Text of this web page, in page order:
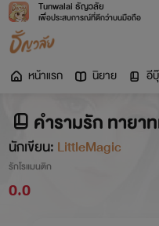
Tunwalai ธัญวลัย
เพื่อประสบการณ์ที่ดีกว่าบนมือถือ
หน้าแรก นิยาย อี
คำรามรัก ทายา
นักเขียน: LittleMagic
รักโรแมนติก
0.0